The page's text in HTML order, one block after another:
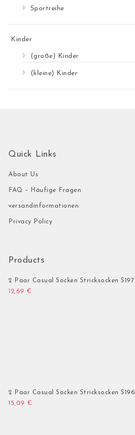
Sportreihe
Kinder
(große) Kinder
(kleine) Kinder
Quick Links
About Us
FAQ – Häufige Fragen
versandinformationen
Privacy Policy
Products
2 Paar Casual Socken Stricksocken S197
12,69 €
2 Paar Casual Socken Stricksocken S196
15,09 €